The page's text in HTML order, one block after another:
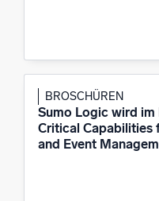
BROSCHÜREN
Sumo Logic wird
Critical Capabilities
and Event